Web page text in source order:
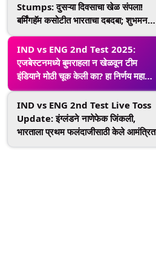
Stumps: दुसऱ्या दिवसाचा खेळ संपला!
बर्मिंगहॅम कसोटीत भारताचा दबदबा; शुभमन
गिलच्या द्विशतकानंतर इंग्लंडची दाणादाण
IND vs ENG 2nd Test 2025:
एजबेस्टनमध्ये बुमराहला न खेळवून टीम
इंडियाने मोठी चूक केली का? हा निर्णय महागात
तर नाही पडणार?
IND vs ENG 2nd Test Live Toss
Update: इंग्लंडने नाणेफेक जिंकली,
भारताला प्रथम फलंदाजीसाठी केले आमंत्रित